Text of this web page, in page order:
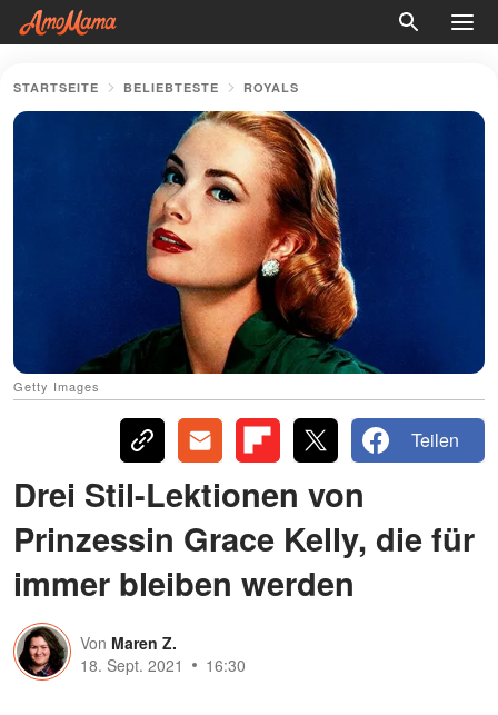
STARTSEITE BELIEBTESTE ROYALS
Getty Images
Teilen
Drei Stil-Lektionen von
Prinzessin Grace Kelly, die für
immer bleiben werden
Von Maren Z.
18. Sept. 2021
16:30